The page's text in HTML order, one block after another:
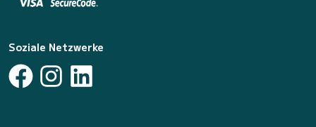
Soziale Netzwerke